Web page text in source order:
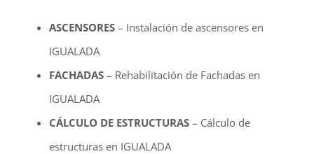
ASCENSORES – Instalación de ascensores en
IGUALADA
FACHADAS – Rehabilitación de Fachadas en
IGUALADA
CÁLCULO DE ESTRUCTURAS – Cálculo de
estructuras en IGUALADA